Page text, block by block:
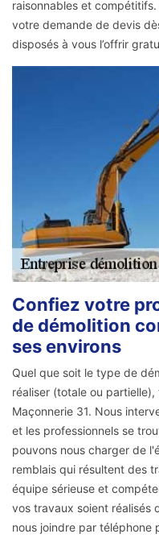
raisonnables et
votre demande de devis
disposés à vous l’offrir
Confiez votre
de démolition
ses environs
Quel que soit le type de
réaliser (totale ou
Maçonnerie 31. Nous
et les professionnels se
pouvons nous charger de
remblais qui résultent des
équipe sérieuse et
vos travaux soient réalisés
nous joindre par téléphone